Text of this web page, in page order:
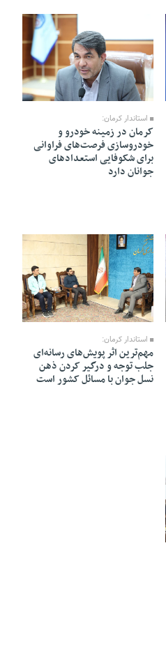
18 Farvardin 1405 - 15:41
استاندار کرمان:
کرمان در زمینه خودرو و
خودروسازی فرصت‌های فراوانی
برای شکوفایی استعدادهای
جوانان دارد
17 Farvardin 1405 - 10:04
استاندار کرمان:
مهم‌ترین اثر پویش‌های رسانه‌ای
جلب توجه و درگیر کردن ذهن
نسل جوان با مسائل کشور است